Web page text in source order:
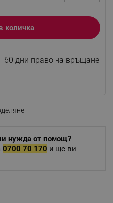
количка
60 дни право на връщане
нужда от помощ?
0700 70 170 и ще ви